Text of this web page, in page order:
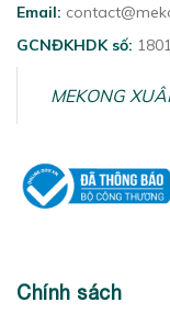
Email:
GCNĐKHDK số:
MEKONG
Chính sách